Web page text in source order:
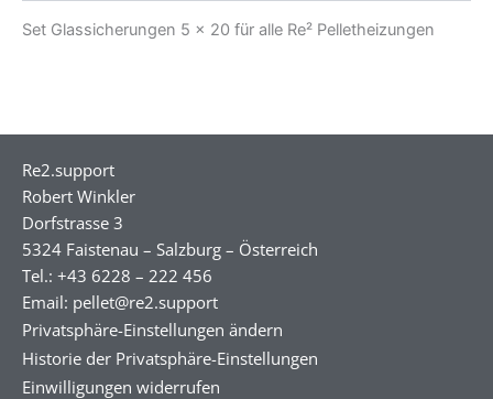
Set Glassicherungen 5 x 20 für alle Re² Pelletheizungen
Re2.support
Robert Winkler
Dorfstrasse 3
5324 Faistenau – Salzburg – Österreich
Tel.: +43 6228 – 222 456
Email: pellet@re2.support
Privatsphäre-Einstellungen ändern
Historie der Privatsphäre-Einstellungen
Einwilligungen widerrufen